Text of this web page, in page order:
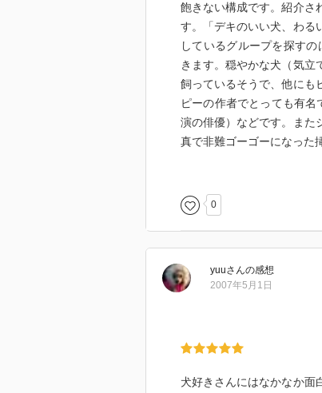
飽きない構成です。紹介さ
す。「デキのいい犬、わる
しているグループを探す
きます。穏やかな犬（気立
飼っているそうで、他にも
ピーの作者でとっても有
演の俳優）などです。また
真で非難ゴーゴーになった
0
yuuさんの感想
2007年5月1日
犬好きさんにはなかなか面